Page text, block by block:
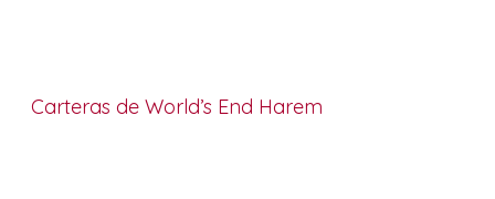
Carteras de World’s End Harem